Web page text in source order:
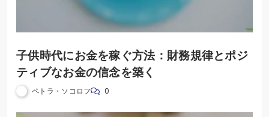
子供時代にお金を稼ぐ方法：財務規律とポジ
ティブなお金の信念を築く
ペトラ・ソコロフ 0